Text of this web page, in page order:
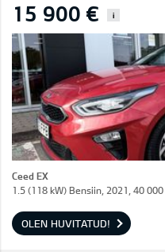
15 900 € i
Ceed EX
1.5 (118 kW) Bensiin, 2021, 40
OLEN HUVITATUD!